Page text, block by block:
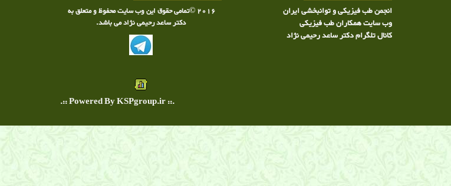
انجمن طب فیزیکی و توانبخشی ایران
وب سایت همکاران طب فیزیکی
کانال تلگرام دکتر ساعد رحیمی نژاد
2016 ©تمامی حقوق این وب سایت محفوظ و متعلق به
دکتر ساعد رحیمی نژاد می باشد.
.:: Powered By KSPgroup.ir ::.